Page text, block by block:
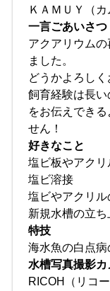
ＫＡＭＵＹ（カ
一言ごあいさつ
アクアリウム
ました。
どうかよろしく
飼育経験は長
をお伝えでき
せん！
好きなこと
塩ビ板やアク
塩ビ溶接
塩ビやアクリル
新規水槽の立ち
特技
海水魚の白点病
水槽写真撮影カ
RICOH（リコ